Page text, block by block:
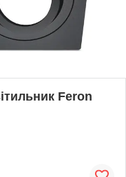
Feron